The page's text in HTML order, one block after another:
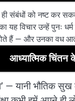
ही संबंधों को नष्ट कर
विचार उन्हें पुनः
हैं — और उनका वध
आध्यात्मिक चिंतन
— यानी भौतिक